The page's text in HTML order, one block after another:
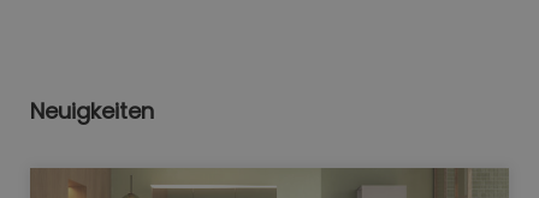
Neuigkeiten